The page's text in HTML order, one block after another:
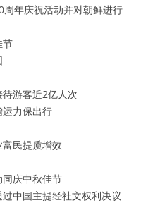
年庆祝活动并对朝鲜进行
节
游客近2亿人次
力保出行
民提质增效
庆中秋佳节
中国主提经社文权利决议